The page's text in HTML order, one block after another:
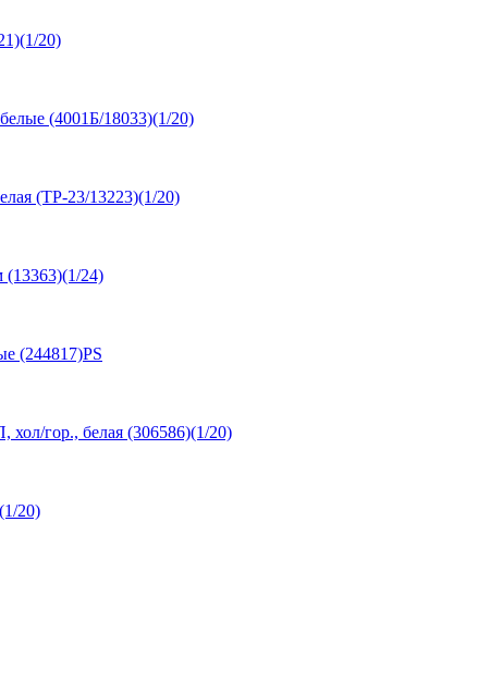
20)
(4001Б/18033)(1/20)
(ТР-23/13223)(1/20)
(13363)(1/24)
(244817)PS
хол/гор., белая (306586)(1/20)
20)